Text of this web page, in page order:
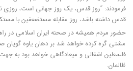
فرمودند: “روز قدس، یک روز جهانی است،
قدس داشته باشد، روز مقابله مستضعفین با
حضور مردم همیشه در صحنه ایران اسلامی در
مشتی گره کرده خواهد شد بر دهان یاوه گویان
فلسطین اشغالی و میعادگاهی خواهد بود به
ظالمان.